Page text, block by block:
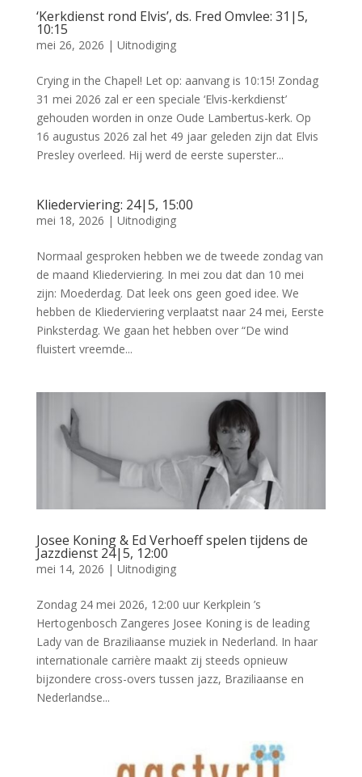
‘Kerkdienst rond Elvis’, ds. Fred Omvlee: 31|5,
10:15
mei 26, 2026 | Uitnodiging
Crying in the Chapel! Let op: aanvang is 10:15! Zondag
31 mei 2026 zal er een speciale ‘Elvis-kerkdienst’
gehouden worden in onze Oude Lambertus-kerk. Op
16 augustus 2026 zal het 49 jaar geleden zijn dat Elvis
Presley overleed. Hij werd de eerste superster...
Kliederviering: 24|5, 15:00
mei 18, 2026 | Uitnodiging
Normaal gesproken hebben we de tweede zondag van
de maand Kliederviering. In mei zou dat dan 10 mei
zijn: Moederdag. Dat leek ons geen goed idee. We
hebben de Kliederviering verplaatst naar 24 mei, Eerste
Pinksterdag. We gaan het hebben over “De wind
fluistert vreemde...
Josee Koning & Ed Verhoeff spelen tijdens de
Jazzdienst 24|5, 12:00
mei 14, 2026 | Uitnodiging
Zondag 24 mei 2026, 12:00 uur Kerkplein ’s
Hertogenbosch Zangeres Josee Koning is de leading
Lady van de Braziliaanse muziek in Nederland. In haar
internationale carrière maakt zij steeds opnieuw
bijzondere cross-overs tussen jazz, Braziliaanse en
Nederlandse...